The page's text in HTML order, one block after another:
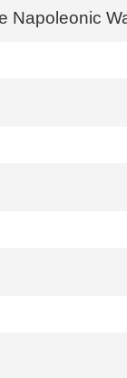
Napoleonic